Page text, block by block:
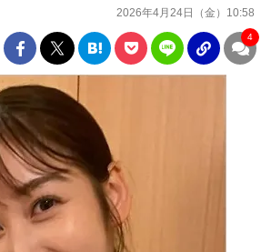
2026年4月24日（金）10:58
4